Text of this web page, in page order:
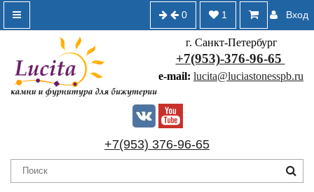
Вход
1
0
г. Санкт-Петербург
+7(953)-376-96-65
e-mail: lucita@luciastonesspb.ru
+7(953) 376-96-65